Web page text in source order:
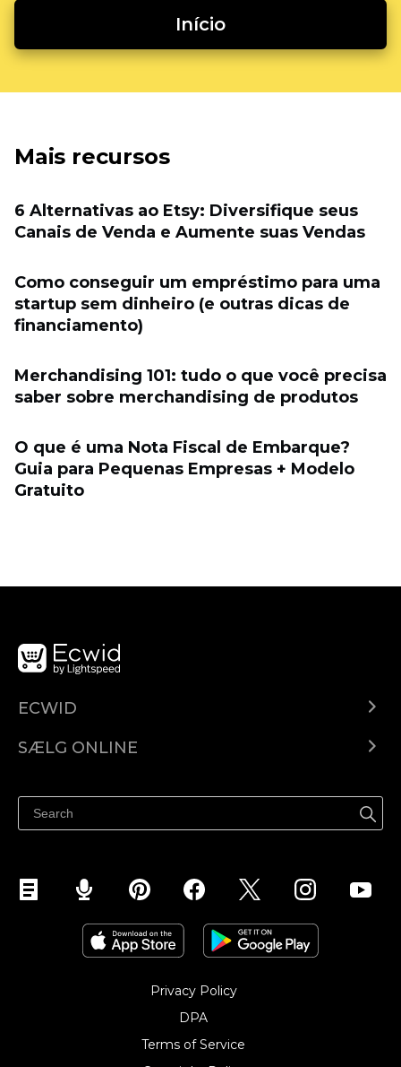
Início
Mais recursos
6 Alternativas ao Etsy: Diversifique seus
Canais de Venda e Aumente suas Vendas
Como conseguir um empréstimo para uma
startup sem dinheiro (e outras dicas de
financiamento)
Merchandising 101: tudo o que você precisa
saber sobre merchandising de produtos
O que é uma Nota Fiscal de Embarque?
Guia para Pequenas Empresas + Modelo
Gratuito
ECWID
Pris
SÆLG ONLINE
Sælg på Facebook
Sælg på Instagram
Privacy Policy
DPA
Terms of Service